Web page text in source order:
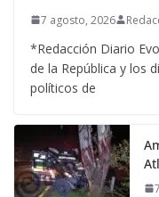
7 agosto, 2026
*Redacción Diario
de la República y los
políticos de